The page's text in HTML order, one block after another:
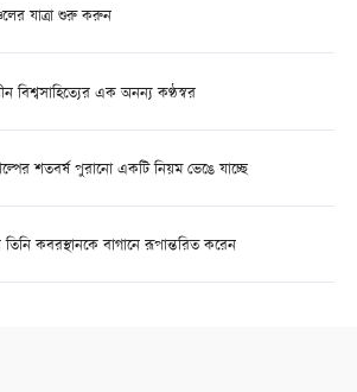
যাত্রা শুরু করুন
বিশ্বসাহিত্যের এক অনন্য কণ্ঠস্বর
শতবর্ষ পুরানো একটি নিয়ম ভেঙে যাচ্ছে
কবরস্থানকে বাগানে রূপান্তরিত করেন